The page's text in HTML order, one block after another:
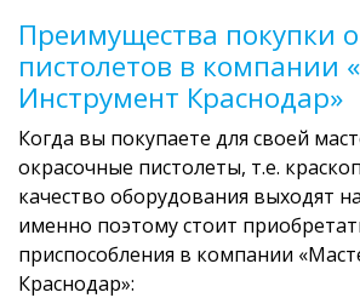
Преимущества покупки
пистолетов в компании
Инструмент Краснодар»
Когда вы покупаете для своей
окрасочные пистолеты, т.е.
качество оборудования выходят
именно поэтому стоит
приспособления в компании
Краснодар»: